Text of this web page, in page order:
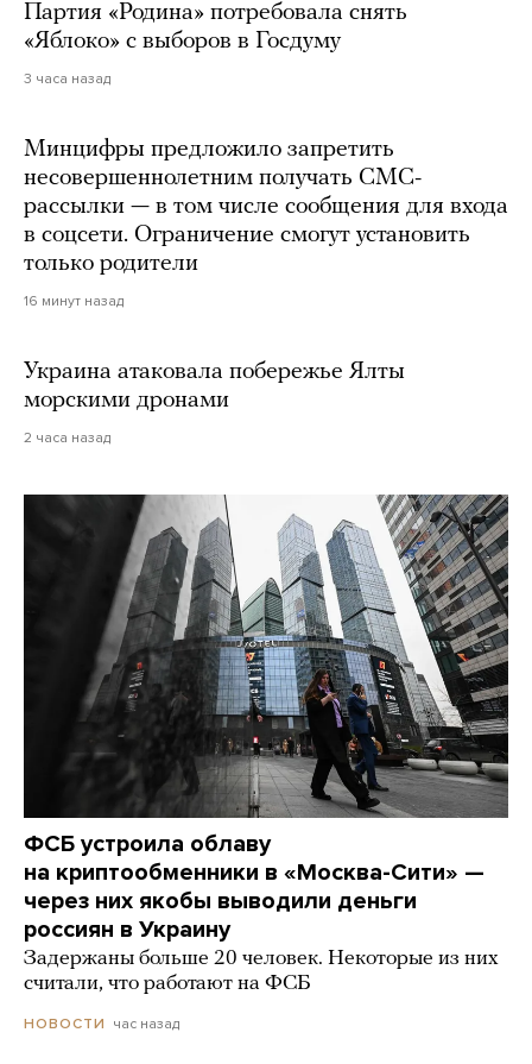
Партия «Родина» потребовала снять
«Яблоко» с выборов в Госдуму
3 часа назад
Минцифры предложило запретить
несовершеннолетним получать СМС-
рассылки — в том числе сообщения для входа
в соцсети. Ограничение смогут установить
только родители
16 минут назад
Украина атаковала побережье Ялты
морскими дронами
2 часа назад
ФСБ устроила облаву
на криптообменники в «Москва-Сити» —
через них якобы выводили деньги
россиян в Украину
Задержаны больше 20 человек. Некоторые из них
считали, что работают на ФСБ
НОВОСТИ час назад